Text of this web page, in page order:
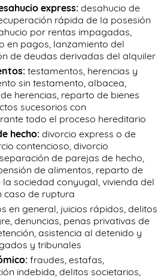
express: desahucio de
rápida de la posesión
por rentas impagadas,
en pagos, lanzamiento del
de deudas derivadas del alquiler
testamentos, herencias y
sin testamento, albacea,
herencias, reparto de bienes
sucesorios con
todo el proceso hereditario
hecho: divorcio express o de
contencioso, divorcio
de parejas de hecho,
de alimentos, reparto de
la sociedad conyugal, vivienda del
caso de ruptura
en general, juicios rápidos, delitos
denuncias, penas privativas de
asistencia al detenido y
y tribunales
fraudes, estafas,
indebida, delitos societarios,